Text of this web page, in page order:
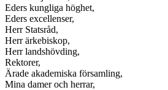
Eders kungliga höghet,
Eders excellenser,
Herr Statsråd,
Herr ärkebiskop,
Herr landshövding,
Rektorer,
Ärade akademiska församling,
Mina damer och herrar,